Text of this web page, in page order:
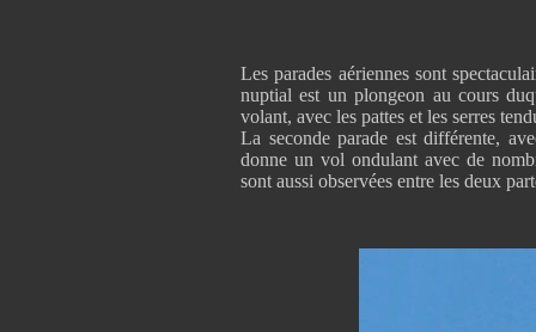
Les parades aériennes sont
nuptial est un plongeon au cours
volant, avec les pattes et les serres
La seconde parade est différente,
donne un vol ondulant avec de
sont aussi observées entre les deux